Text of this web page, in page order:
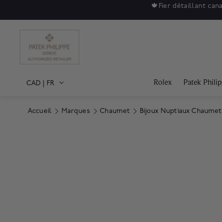
🍁 Fier détaillant
CAD | FR Rolex Patek
Accueil Marques Chaumet Bijoux Nuptiaux Chaumet